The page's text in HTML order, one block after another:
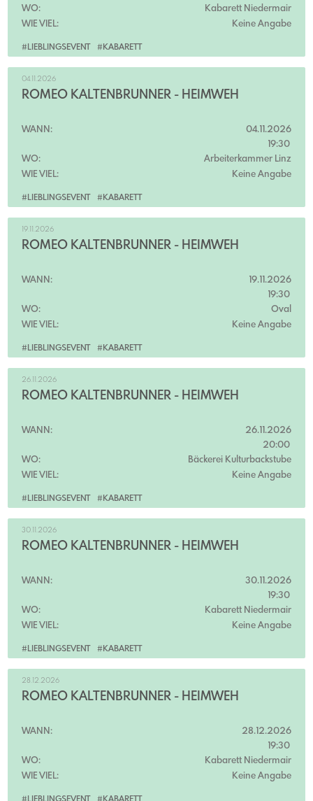
#LIEBLINGSEVENT #KABARETT
WO:
Kabarett Niedermair
WIE VIEL:
Keine Angabe
#LIEBLINGSEVENT #KABARETT
04.11.2026
ROMEO KALTENBRUNNER - HEIMWEH
WANN:
04.11.2026
19:30
WO:
Arbeiterkammer Linz
WIE VIEL:
Keine Angabe
#LIEBLINGSEVENT #KABARETT
19.11.2026
ROMEO KALTENBRUNNER - HEIMWEH
WANN:
19.11.2026
19:30
WO:
Oval
WIE VIEL:
Keine Angabe
#LIEBLINGSEVENT #KABARETT
26.11.2026
ROMEO KALTENBRUNNER - HEIMWEH
WANN:
26.11.2026
20:00
WO:
Bäckerei Kulturbackstube
WIE VIEL:
Keine Angabe
#LIEBLINGSEVENT #KABARETT
30.11.2026
ROMEO KALTENBRUNNER - HEIMWEH
WANN:
30.11.2026
19:30
WO:
Kabarett Niedermair
WIE VIEL:
Keine Angabe
28.12.2026
ROMEO KALTENBRUNNER - HEIMWEH
WANN:
28.12.2026
19:30
WO:
Kabarett Niedermair
WIE VIEL:
Keine Angabe